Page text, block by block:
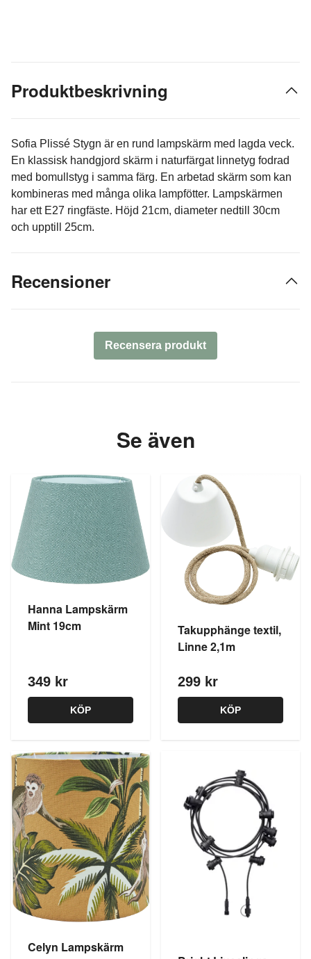
Produktbeskrivning
Sofia Plissé Stygn är en rund lampskärm med lagda veck.
En klassisk handgjord skärm i naturfärgat linnetyg fodrad
med bomullstyg i samma färg. En arbetad skärm som kan
kombineras med många olika lampfötter. Lampskärmen
har ett E27 ringfäste. Höjd 21cm, diameter nedtill 30cm
och upptill 25cm.
Recensioner
Recensera produkt
Se även
Hanna Lampskärm
Mint 19cm
349 kr
KÖP
Takupphänge textil,
Linne 2,1m
299 kr
KÖP
Celyn Lampskärm